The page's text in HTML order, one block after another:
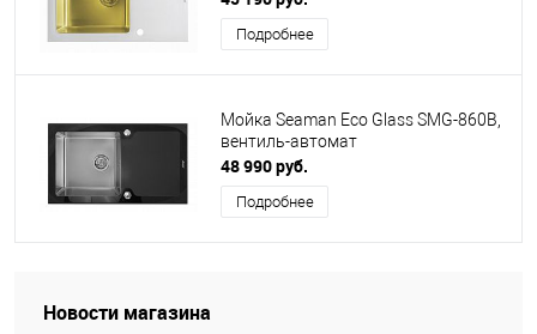
Подробнее
Мойка Seaman Eco Glass SMG-860B,
вентиль-автомат
48 990 руб.
Подробнее
Новости магазина